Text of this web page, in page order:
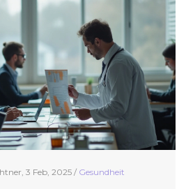
3 Feb, 2025 / Gesundheit